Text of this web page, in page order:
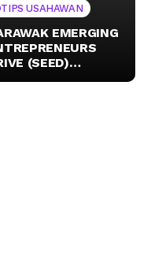
TIPS USAHAWAN
EMERGING
(SEED)